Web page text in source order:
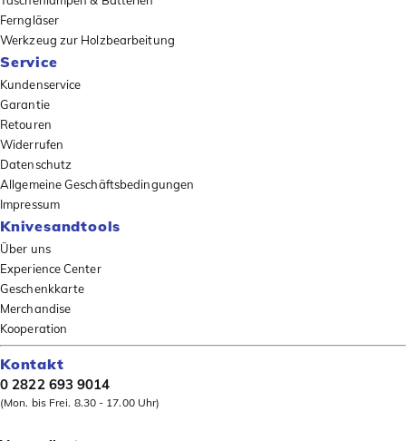
Ferngläser
Werkzeug zur Holzbearbeitung
Service
Kundenservice
Garantie
Retouren
Widerrufen
Datenschutz
Allgemeine Geschäftsbedingungen
Impressum
Knivesandtools
Über uns
Experience Center
Geschenkkarte
Merchandise
Kooperation
Kontakt
0 2822 693 9014
(Mon. bis Frei. 8.30 - 17.00 Uhr)